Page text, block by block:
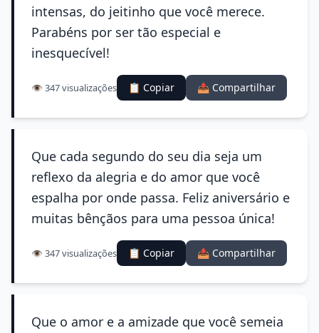
intensas, do jeitinho que você merece.
Parabéns por ser tão especial e
inesquecível!
👁️ 347 visualizações 📋 Copiar 📤 Compartilhar
Que cada segundo do seu dia seja um
reflexo da alegria e do amor que você
espalha por onde passa. Feliz aniversário e
muitas bênçãos para uma pessoa única!
👁️ 347 visualizações 📋 Copiar 📤 Compartilhar
Que o amor e a amizade que você semeia